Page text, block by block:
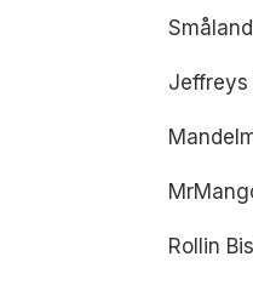
Jeffreys
Rollin